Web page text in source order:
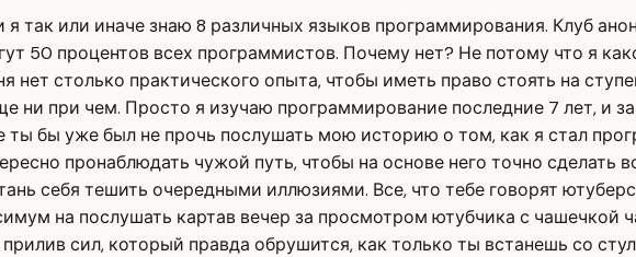
я так или иначе знаю 8 различных языков программирования. Клуб
50 процентов всех программистов. Почему нет? Не потому что я
нет столько практического опыта, чтобы иметь право стоять на
ни при чем. Просто я изучаю программирование последние 7 лет, и
ты бы уже был не прочь послушать мою историю о том, как я стал
пронаблюдать чужой путь, чтобы на основе него точно
себя тешить очередными иллюзиями. Все, что тебе говорят
на послушать картав вечер за просмотром ютубчика с чашечкой
сил, который правда обрушится, как только ты встанешь со